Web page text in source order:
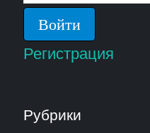
Регистрация
Рубрики